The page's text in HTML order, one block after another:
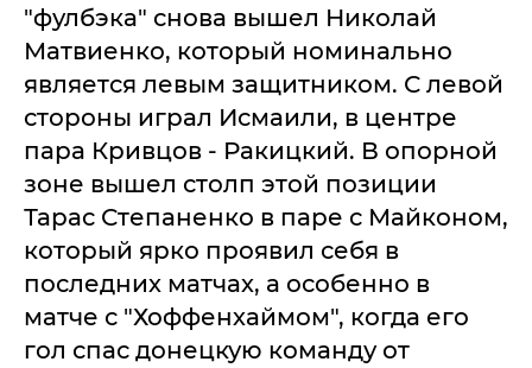
"фулбэка" снова вышел Николай
Матвиенко, который номинально
является левым защитником. С левой
стороны играл Исмаили, в центре
пара Кривцов - Ракицкий. В опорной
зоне вышел столп этой позиции
Тарас Степаненко в паре с Майконом,
который ярко проявил себя в
последних матчах, а особенно в
матче с "Хоффенхаймом", когда его
гол спас донецкую команду от